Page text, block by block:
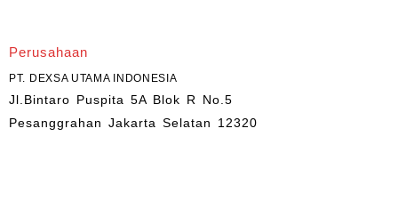
Perusahaan
PT. DEXSA UTAMA INDONESIA
Jl.Bintaro Puspita 5A Blok R No.5
Pesanggrahan Jakarta Selatan 12320